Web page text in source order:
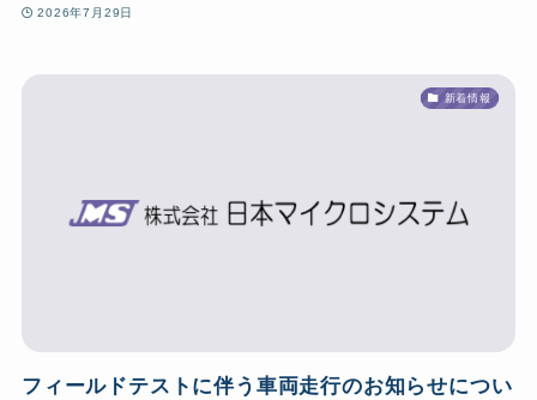
2026年7月29日
新着情報
フィールドテストに伴う車両走行のお知らせについ